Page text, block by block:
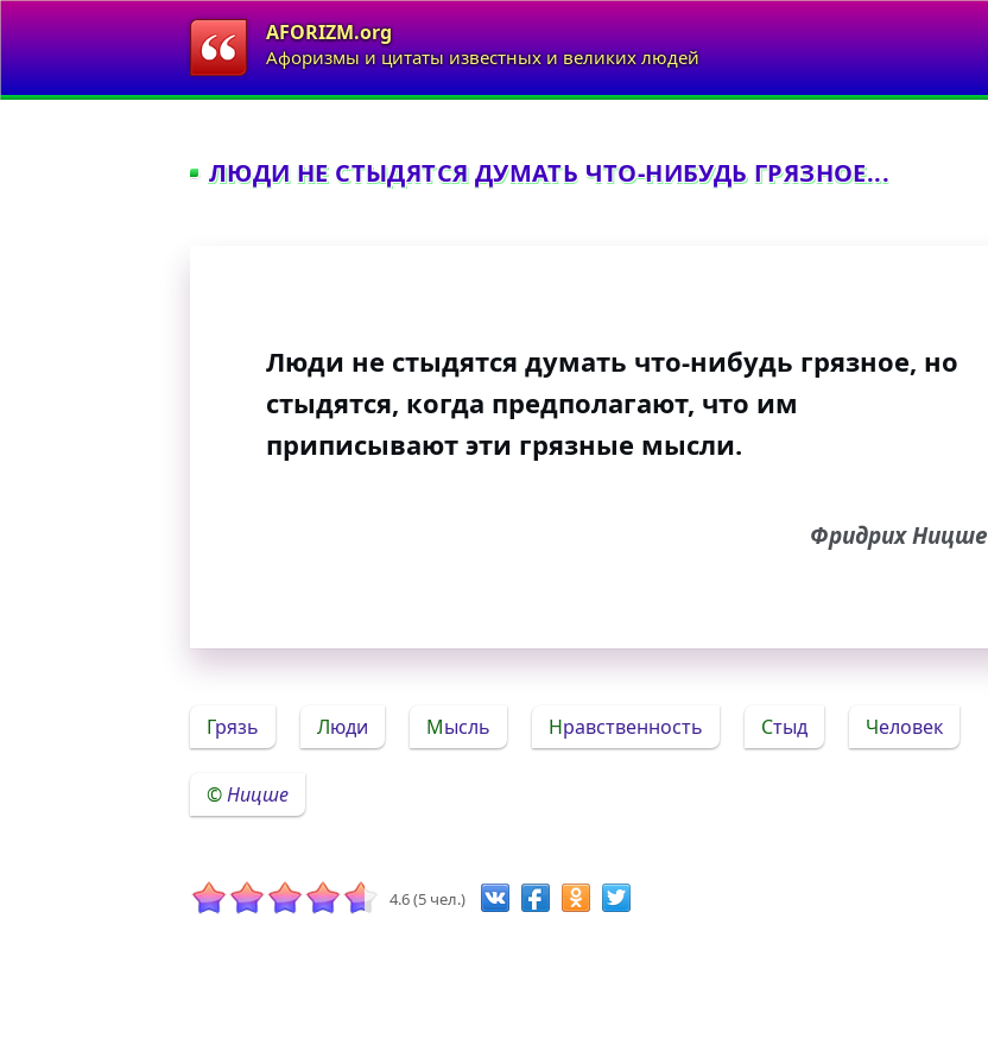
AFORIZM.org
Афоризмы и цитаты известных и великих людей
ЛЮДИ НЕ СТЫДЯТСЯ ДУМАТЬ ЧТО-НИБУДЬ ГРЯЗНОЕ...
Люди не стыдятся думать что-нибудь грязное, но
стыдятся, когда предполагают, что им
приписывают эти грязные мысли.
Фридрих Ницше
Грязь Люди Мысль Нравственность Стыд Человек
Ницше
4.6 (5 чел.)